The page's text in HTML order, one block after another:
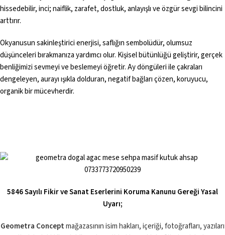
hissedebilir, inci; naiflik, zarafet, dostluk, anlayışlı ve özgür sevgi bilincini
arttırır.
Okyanusun sakinleştirici enerjisi, saflığın sembolüdür, olumsuz
düşünceleri bırakmanıza yardımcı olur. Kişisel bütünlüğü geliştirir, gerçek
benliğimizi sevmeyi ve beslemeyi öğretir. Ay döngüleri ile çakraları
dengeleyen, aurayı ışıkla dolduran, negatif bağları çözen, koruyucu,
organik bir mücevherdir.
5846 Sayılı Fikir ve Sanat Eserlerini Koruma Kanunu Gereği Yasal
Uyarı;
Geometra Conceptmağazasının isim hakları, içeriği, fotoğrafları, yazıları